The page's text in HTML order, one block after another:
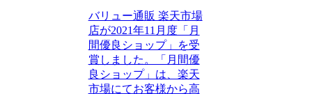
バリュー通販 楽天市場
店が2021年11月度「月
間優良ショップ」を受
賞しました。「月間優
良ショップ」は、楽天
市場にてお客様から高